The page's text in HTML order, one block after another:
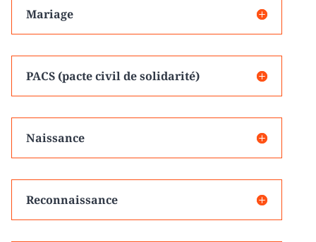
Mariage
PACS (pacte civil de solidarité)
Naissance
Reconnaissance